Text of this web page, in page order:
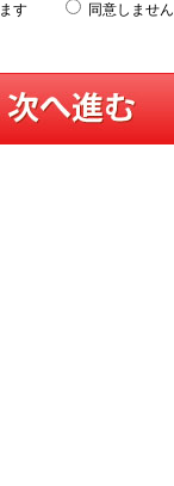
す
同意しません